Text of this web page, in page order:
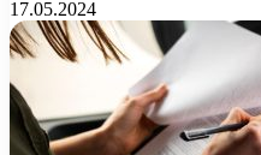
17.05.2024